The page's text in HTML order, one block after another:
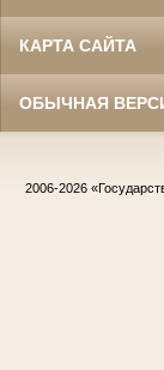
КАРТА САЙТА
ОБЫЧНАЯ
2006-2026